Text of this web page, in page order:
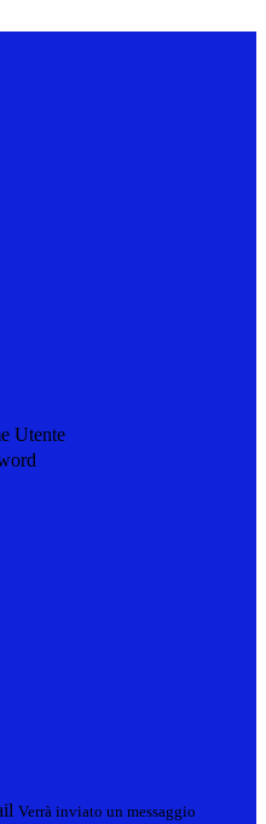
Utente
Verrà inviato un messaggio